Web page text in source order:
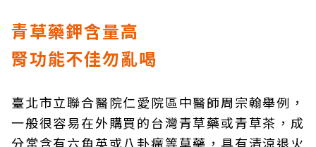
青草藥鉀含量高
腎功能不佳勿亂喝
臺北市立聯合醫院仁愛院區中醫師周宗翰舉例，
一般很容易在外購買的台灣青草藥或青草茶，成
分常含有六角英或八卦癀等草藥，具有清涼退火